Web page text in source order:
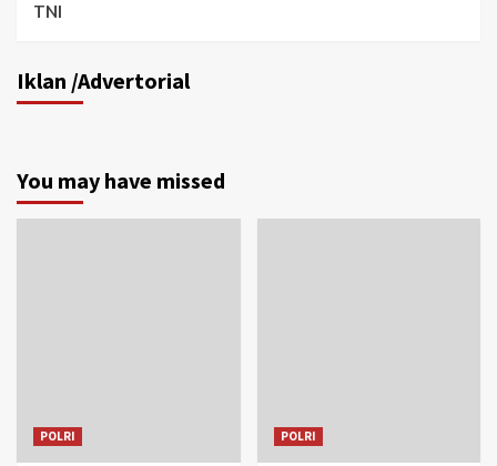
TNI
Iklan /Advertorial
You may have missed
POLRI POLRI